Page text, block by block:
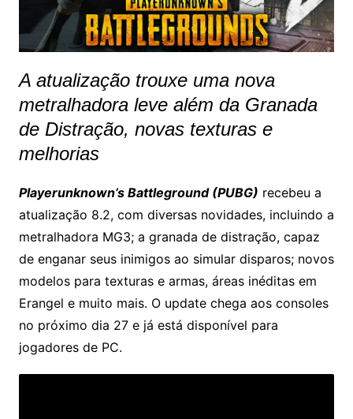
A atualização trouxe uma nova
metralhadora leve além da Granada
de Distração, novas texturas e
melhorias
Playerunknown’s Battleground (PUBG) recebeu a
atualização 8.2, com diversas novidades, incluindo a
metralhadora MG3; a granada de distração, capaz
de enganar seus inimigos ao simular disparos; novos
modelos para texturas e armas, áreas inéditas em
Erangel e muito mais. O update chega aos consoles
no próximo dia 27 e já está disponível para
jogadores de PC.